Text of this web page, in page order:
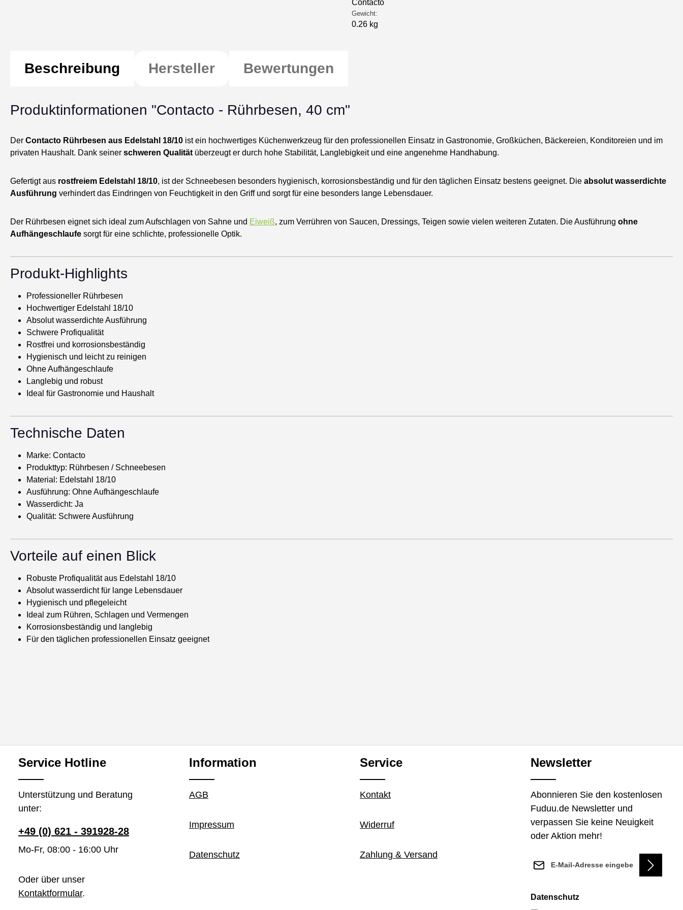
Contacto
Gewicht:
0.26 kg
Beschreibung Hersteller Bewertungen
Produktinformationen "Contacto - Rührbesen, 40 cm"
Der Contacto Rührbesen aus Edelstahl 18/10 ist ein hochwertiges Küchenwerkzeug für den professionellen Einsatz in Gastronomie, Großküchen, Bäckereien, Konditoreien und im
privaten Haushalt. Dank seiner schweren Qualität überzeugt er durch hohe Stabilität, Langlebigkeit und eine angenehme Handhabung.
Gefertigt aus rostfreiem Edelstahl 18/10, ist der Schneebesen besonders hygienisch, korrosionsbeständig und für den täglichen Einsatz bestens geeignet. Die absolut wasserdichte
Ausführung verhindert das Eindringen von Feuchtigkeit in den Griff und sorgt für eine besonders lange Lebensdauer.
Der Rührbesen eignet sich ideal zum Aufschlagen von Sahne und Eiweiß, zum Verrühren von Saucen, Dressings, Teigen sowie vielen weiteren Zutaten. Die Ausführung ohne
Aufhängeschlaufe sorgt für eine schlichte, professionelle Optik.
Produkt-Highlights
Professioneller Rührbesen
Hochwertiger Edelstahl 18/10
Absolut wasserdichte Ausführung
Schwere Profiqualität
Rostfrei und korrosionsbeständig
Hygienisch und leicht zu reinigen
Ohne Aufhängeschlaufe
Langlebig und robust
Ideal für Gastronomie und Haushalt
Technische Daten
Marke: Contacto
Produkttyp: Rührbesen / Schneebesen
Material: Edelstahl 18/10
Ausführung: Ohne Aufhängeschlaufe
Wasserdicht: Ja
Qualität: Schwere Ausführung
Vorteile auf einen Blick
Robuste Profiqualität aus Edelstahl 18/10
Absolut wasserdicht für lange Lebensdauer
Hygienisch und pflegeleicht
Ideal zum Rühren, Schlagen und Vermengen
Korrosionsbeständig und langlebig
Für den täglichen professionellen Einsatz geeignet
Service Hotline
Unterstützung und Beratung
unter:
+49 (0) 621 - 391928-28
Mo-Fr, 08:00 - 16:00 Uhr
Oder über unser
Kontaktformular.
Information
AGB
Impressum
Datenschutz
Service
Kontakt
Widerruf
Zahlung & Versand
Newsletter
Abonnieren Sie den kostenlosen
Fuduu.de Newsletter und
verpassen Sie keine Neuigkeit
oder Aktion mehr!
Datenschutz